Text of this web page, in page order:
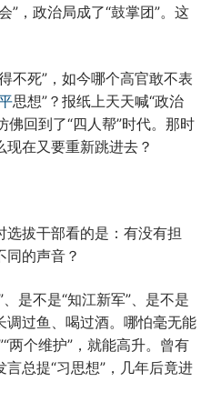
”，政治局成了“鼓掌团”。这
不死”，如今哪个高官敢不表
思想”？报纸上天天喊“政治
佛回到了“四人帮”时代。那时
在又要重新跳进去？
拔干部看的是：有没有担
同的声音？
是不是“知江新军”、是不是
调过鱼、喝过酒。哪怕毫无能
两个维护”，就能高升。曾有
总提“习思想”，几年后竟进